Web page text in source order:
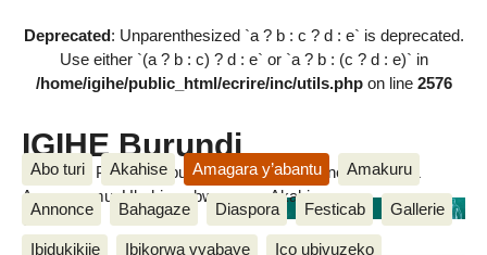
Deprecated: Unparenthesized `a ? b : c ? d : e` is deprecated.
Use either `(a ? b : c) ? d : e` or `a ? b : (c ? d : e)` in
/home/igihe/public_html/ecrire/inc/utils.phpon line 2576
IGIHE Burundi
Amakuru, Poritike, Ubutunzi, Diaspora, Inkino, Muzika &
Amasanamu, Ubuhinga bwa none, Akahise......
Abo turi Akahise Amagara y’abantu Amakuru
Annonce Bahagaze Diaspora Festicab Gallerie
Ibidukikije Ibikorwa vyabaye Ico ubivuzeko
Ibiza